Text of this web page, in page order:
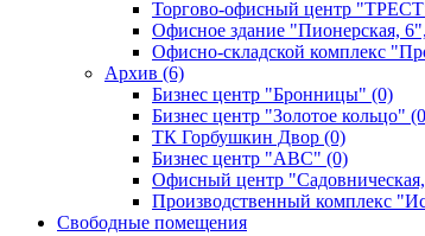
Торгово-офисный центр
Офисное здание "Пионерская,
Офисно-складской комплекс
Архив (6)
Бизнес центр "Бронницы" (0)
Бизнес центр "Золотое кольцо"
ТК Горбушкин Двор (0)
Бизнес центр "АВС" (0)
Офисный центр
Производственный комплекс
Свободные помещения